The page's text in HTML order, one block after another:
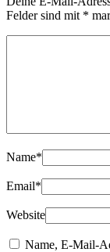
Felder sind mit *
Name*
Email*
Website
Name, E-Mail-